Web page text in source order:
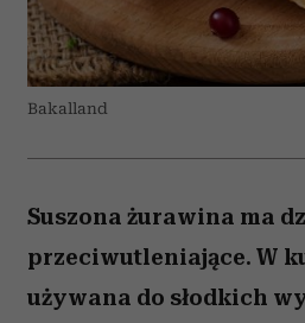
Bakalland
Suszona żurawina ma
przeciwutleniające. W
używana do słodkich